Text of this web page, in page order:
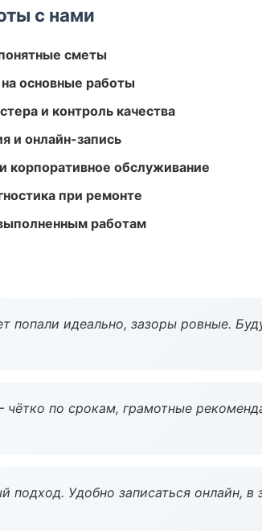
с нами
сметы
основные работы
и контроль качества
и онлайн-запись
корпоративное обслуживание
при ремонте
работам
попали идеально, зазоры ровные.
по срокам, грамотные
подход. Удобно записаться онлайн, в